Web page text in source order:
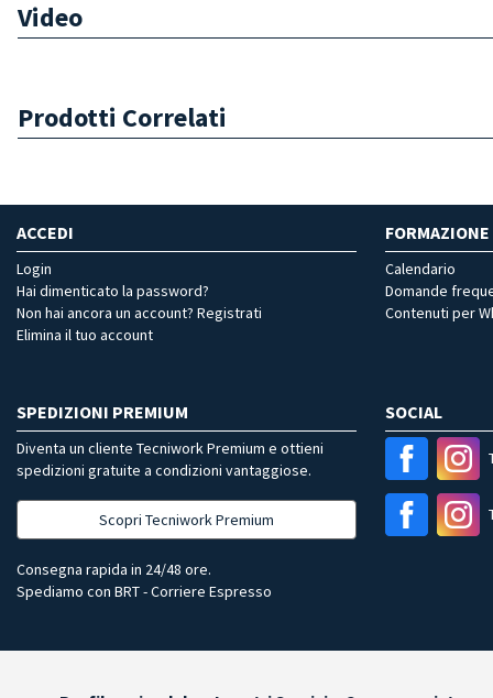
Video
Prodotti Correlati
ACCEDI
Login
Hai dimenticato la password?
Non hai ancora un account? Registrati
Elimina il tuo account
FORMAZIONE
Calendario
Domande
Contenuti per
SPEDIZIONI PREMIUM
Diventa un cliente Tecniwork Premium e ottieni
spedizioni gratuite a condizioni vantaggiose.
Scopri Tecniwork Premium
Consegna rapida in 24/48 ore.
Spediamo con BRT - Corriere Espresso
SOCIAL